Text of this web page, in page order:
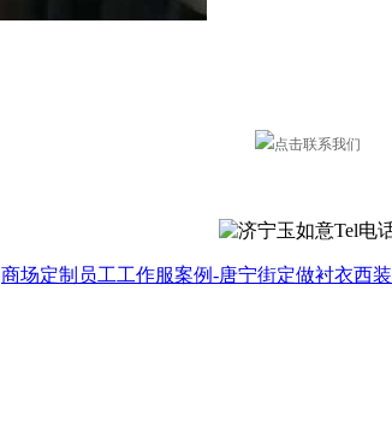
商场定制员工工作服案例-唐宁街定做衬衣西装